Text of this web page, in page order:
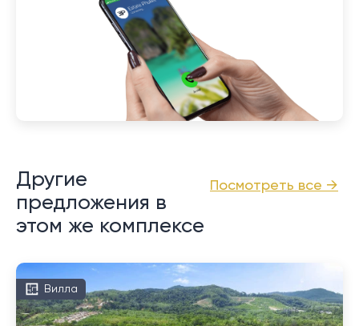
Посмотреть все →
Другие
предложения в
этом же комплексе
Вилла